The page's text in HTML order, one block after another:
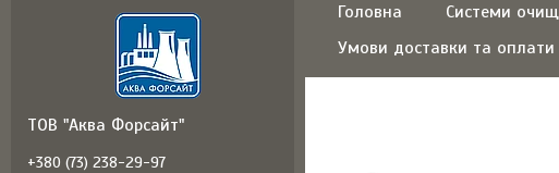
Головна Системи
Умови доставки та оплати
ТОВ "Аква Форсайт"
+380 (73) 238-29-97